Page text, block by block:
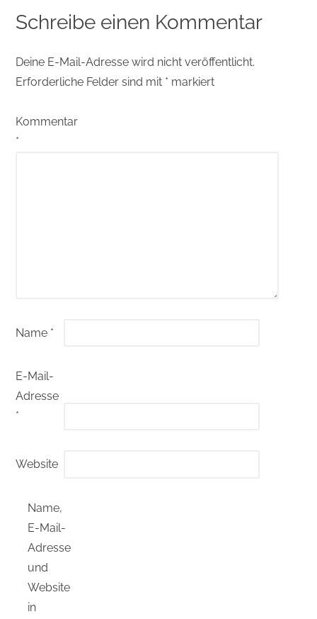
Schreibe einen Kommentar
Deine E-Mail-Adresse wird nicht veröffentlicht.
Erforderliche Felder sind mit * markiert
Kommentar
*
Name *
E-Mail-
Adresse
*
Website
Name,
E-Mail-
Adresse
und
Website
in